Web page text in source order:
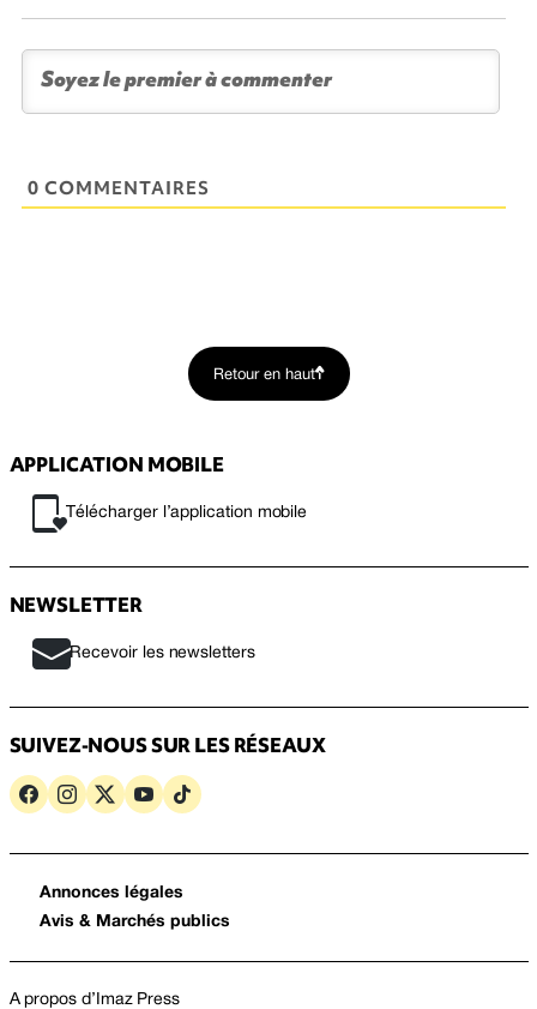
0 COMMENTAIRES
Retour en haut
APPLICATION MOBILE
Télécharger l’application mobile
NEWSLETTER
Recevoir les newsletters
SUIVEZ-NOUS SUR LES RÉSEAUX
Annonces légales
Avis & Marchés publics
A propos d’Imaz Press